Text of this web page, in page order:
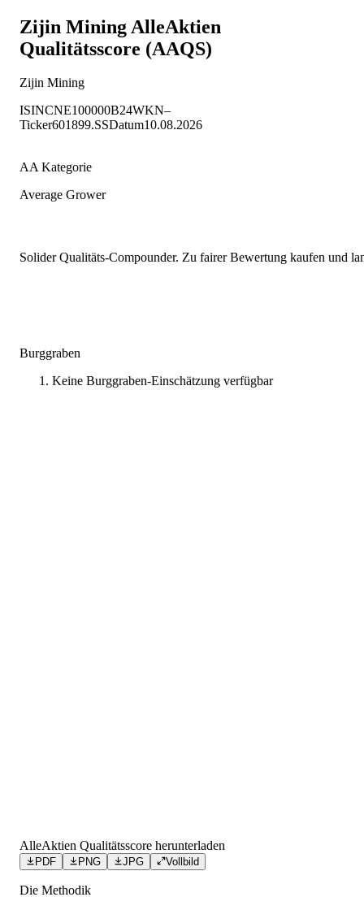
Zijin Mining AlleAktien
Qualitätsscore (AAQS)
Zijin Mining
ISINCNE100000B24WKN–
Ticker601899.SSDatum10.08.2026
AA Kategorie
Average Grower
Solider Qualitäts-Compounder. Zu fairer Bewertung kaufen und
Burggraben
Keine Burggraben-Einschätzung verfügbar
AlleAktien Qualitätsscore herunterladen
PDF PNG JPG Vollbild
Die Methodik